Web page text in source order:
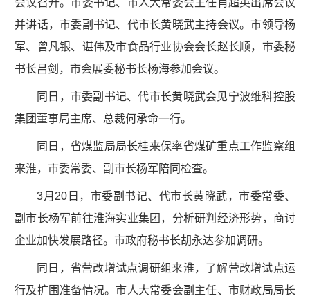
并讲话，市委副书记、代市长黄晓武主持会议。市领导杨
军、曾凡银、谌伟及市食品行业协会会长赵长顺，市委秘
书长吕剑，市会展委秘书长杨海参加会议。
同日，市委副书记、代市长黄晓武会见宁波维科控股
集团董事局主席、总裁何承命一行。
同日，省煤监局局长桂来保率省煤矿重点工作监察组
来淮，市委常委、副市长杨军陪同检查。
3月20日，市委副书记、代市长黄晓武，市委常委、
副市长杨军前往淮海实业集团，分析研判经济形势，商讨
企业加快发展路径。市政府秘书长胡永达参加调研。
同日，省营改增试点调研组来淮，了解营改增试点运
行及扩围准备情况。市人大常委会副主任、市财政局局长